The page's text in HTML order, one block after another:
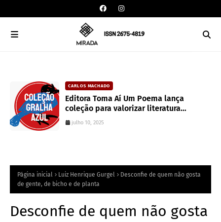
CARLOS MACHADO
Editora Toma Aí Um Poema lança
coleção para valorizar literatura
paranaense
julho 10, 2025
Página inicial Luiz Henrique Gurgel
Desconfie de quem não gosta
de gente, de bicho e de planta
Desconfie de quem não gosta